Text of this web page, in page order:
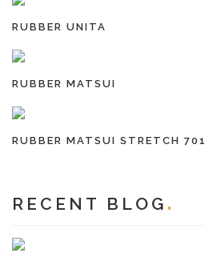
RUBBER UNITA
RUBBER MATSUI
RUBBER MATSUI STRETCH 701
RECENT BLOG